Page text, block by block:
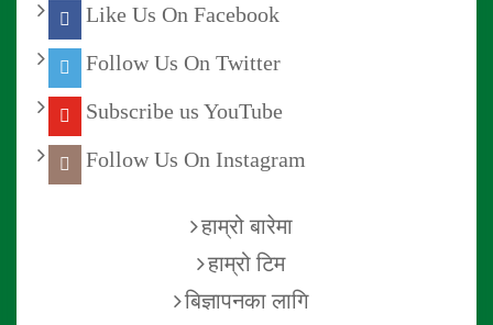
Like Us On Facebook
Follow Us On Twitter
Subscribe us YouTube
Follow Us On Instagram
हाम्रो बारेमा
हाम्रो टिम
बिज्ञापनका लागि